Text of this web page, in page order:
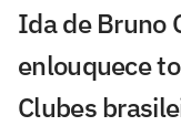
Ida de Bruno
enlouquece
Clubes